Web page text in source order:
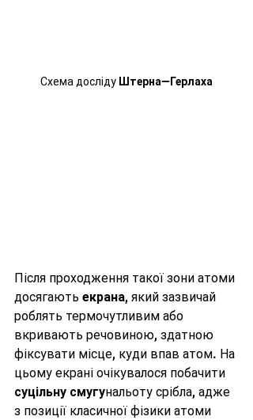
Схема досліду Штерна—Герлаха
Після проходження такої зони атоми
досягають екрана, який зазвичай
роблять термочутливим або
вкривають речовиною, здатною
фіксувати місце, куди впав атом. На
цьому екрані очікувалося побачити
суцільну смугунальоту срібла, адже
з позиції класичної фізики атоми